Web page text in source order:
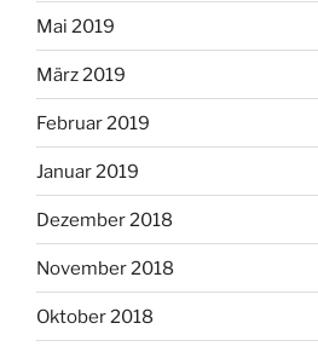
Mai 2019
März 2019
Februar 2019
Januar 2019
Dezember 2018
November 2018
Oktober 2018